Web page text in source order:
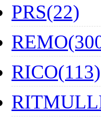
PRS(22)
RICO(113)